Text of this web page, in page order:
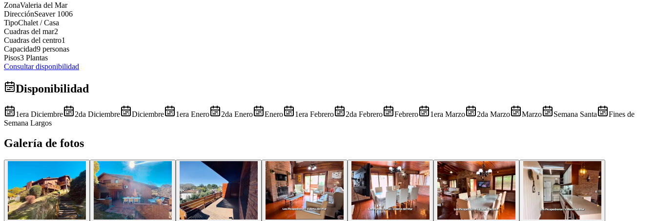
ZonaValeria del Mar
DirecciónSeaver 1006
TipoChalet / Casa
Cuadras del mar2
Cuadras del centro1
Capacidad9 personas
Pisos3 Plantas
Consultar disponibilidad
Disponibilidad
1era Diciembre 2da Diciembre Diciembre 1era Enero 2da Enero Enero 1era Febrero 2da Febrero Febrero 1era Marzo 2da Marzo Marzo Semana Santa
Fines de
Semana Largos
Galería de fotos